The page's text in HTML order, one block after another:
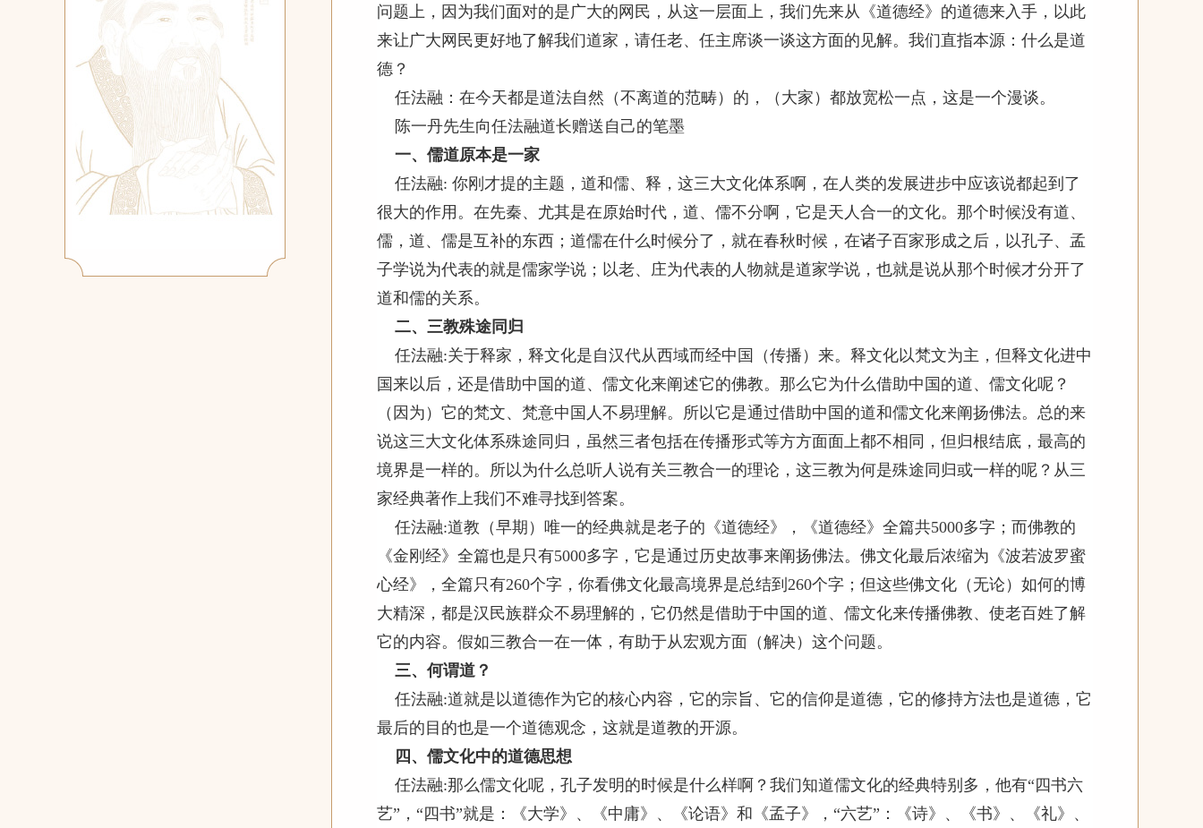
问题上，因为我们面对的是广大的网民，从这一层面上，我们先来从《道德经》的道德来入手，以此
来让广大网民更好地了解我们道家，请任老、任主席谈一谈这方面的见解。我们直指本源：什么是道
德？
任法融：在今天都是道法自然（不离道的范畴）的，（大家）都放宽松一点，这是一个漫谈。
陈一丹先生向任法融道长赠送自己的笔墨
一、儒道原本是一家
任法融: 你刚才提的主题，道和儒、释，这三大文化体系啊，在人类的发展进步中应该说都起到了
很大的作用。在先秦、尤其是在原始时代，道、儒不分啊，它是天人合一的文化。那个时候没有道、
儒，道、儒是互补的东西；道儒在什么时候分了，就在春秋时候，在诸子百家形成之后，以孔子、孟
子学说为代表的就是儒家学说；以老、庄为代表的人物就是道家学说，也就是说从那个时候才分开了
道和儒的关系。
二、三教殊途同归
任法融:关于释家，释文化是自汉代从西域而经中国（传播）来。释文化以梵文为主，但释文化进中
国来以后，还是借助中国的道、儒文化来阐述它的佛教。那么它为什么借助中国的道、儒文化呢？
（因为）它的梵文、梵意中国人不易理解。所以它是通过借助中国的道和儒文化来阐扬佛法。总的来
说这三大文化体系殊途同归，虽然三者包括在传播形式等方方面面上都不相同，但归根结底，最高的
境界是一样的。所以为什么总听人说有关三教合一的理论，这三教为何是殊途同归或一样的呢？从三
家经典著作上我们不难寻找到答案。
任法融:道教（早期）唯一的经典就是老子的《道德经》，《道德经》全篇共5000多字；而佛教的
《金刚经》全篇也是只有5000多字，它是通过历史故事来阐扬佛法。佛文化最后浓缩为《波若波罗蜜
心经》，全篇只有260个字，你看佛文化最高境界是总结到 260个字；但这些佛文化（无论）如何的博
大精深，都是汉民族群众不易理解的，它仍然是借助于中国的道、儒文化来传播佛教、使老百姓了解
它的内容。假如三教合一在一体，有助于从宏观方面（解决）这个问题。
三、何谓道？
任法融:道就是以道德作为它的核心内容，它的宗旨、它的信仰是道德，它的修持方法也是道德，它
最后的目的也是一个道德观念，这就是道教的开源。
四、儒文化中的道德思想
任法融:那么儒文化呢，孔子发明的时候是什么样啊？我们知道儒文化的经典特别多，他有“四书六
艺”，“四书”就是：《大学》、《中庸》、《论语》和《孟子》，“六艺”：《诗》、《书》、《礼》、